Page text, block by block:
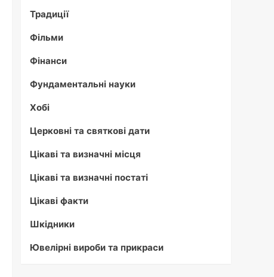
Традиції
Фільми
Фінанси
Фундаментальні науки
Хобі
Церковні та святкові дати
Цікаві та визначні місця
Цікаві та визначні постаті
Цікаві факти
Шкідники
Ювелірні вироби та прикраси